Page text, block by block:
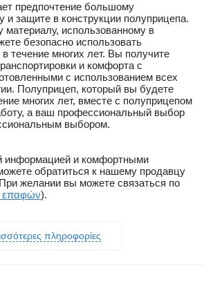
предпочтение большому
и защите в конструкции полуприцепа.
материалу, использованному в
безопасно использовать
течение многих лет. Вы получите
и комфорта с
с использованием всех
Полуприцеп, который вы будете
многих лет, вместе с полуприцепом
а ваш профессиональный выбор
выбором.
информацией и комфортными
обратиться к нашему продавцу
желании вы можете связаться по
επαφών).
πληροφορίες